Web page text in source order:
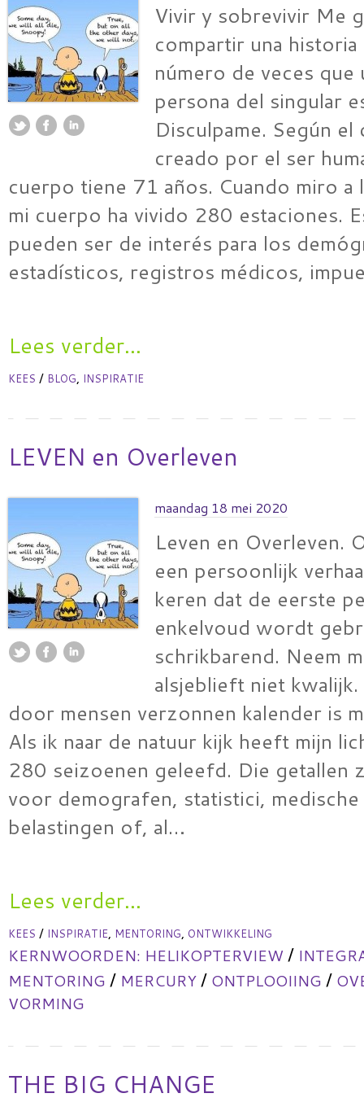
Vivir y sobrevivir Me
compartir una historia
número de veces que
persona del singular
Disculpame. Según
creado por el ser
cuerpo tiene 71 años. Cuando miro a
mi cuerpo ha vivido 280 estaciones.
pueden ser de interés para los
estadísticos, registros médicos,
Lees verder...
KEES / BLOG, INSPIRATIE
LEVEN en Overleven
maandag 18 mei 2020
Leven en Overleven.
een persoonlijk
keren dat de eerste
enkelvoud wordt
schrikbarend. Neem
alsjeblieft niet
door mensen verzonnen kalender is
Als ik naar de natuur kijk heeft mijn
280 seizoenen geleefd. Die getallen
voor demografen, statistici,
belastingen of, al…
Lees verder...
KEES / INSPIRATIE, MENTORING, ONTWIKKELING
KERNWOORDEN: HELIKOPTERVIEW/
MENTORING / MERCURY/ ONTPLOOIING /
VORMING
THE BIG CHANGE